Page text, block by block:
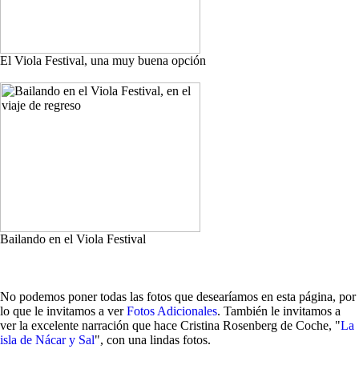
El Viola Festival, una muy buena opción
Bailando en el Viola Festival
No podemos poner todas las fotos que desearíamos en esta página, por
lo que le invitamos a verFotos Adicionales. También le invitamos a
ver la excelente narración que hace Cristina Rosenberg de Coche, "La
isla de Nácar y Sal", con una lindas fotos.